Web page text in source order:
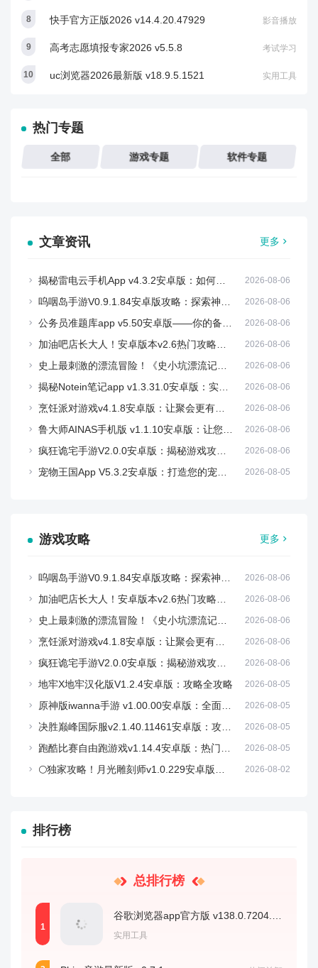
快手官方正版2026 v14.4.20.47929 影音播放
高考志愿填报专家2026 v5.5.8 考试学习
uc浏览器2026最新版 v18.9.5.1521 实用工具
热门专题
全部 游戏专题 软件专题
文章资讯 更多
揭秘雷电云手机App v4.3.2安卓版：如何快速上手？ 2026-08-06
呜咽岛手游V0.9.1.84安卓版攻略：探索神秘岛屿的秘境 2026-08-06
公务员准题库app v5.50安卓版——你的备考神器！ 2026-08-06
加油吧店长大人！安卓版本v2.6热门攻略：如何轻松取胜？ 2026-08-06
史上最刺激的漂流冒险！《史小坑漂流记》V1.1.0安卓版攻略大公开 2026-08-06
揭秘Notein笔记app v1.3.31.0安卓版：实用指南与下载链接 2026-08-06
烹饪派对游戏v4.1.8安卓版：让聚会更有趣！独家攻略与下载链接 2026-08-06
鲁大师AINAS手机版 v1.1.10安卓版：让您的办公变得更加智能和高效！ 2026-08-06
疯狂诡宅手游V2.0.0安卓版：揭秘游戏攻略与免费下载技巧 2026-08-06
宠物王国App V5.3.2安卓版：打造您的宠物护理专家 2026-08-05
游戏攻略 更多
呜咽岛手游V0.9.1.84安卓版攻略：探索神秘岛屿的秘境 2026-08-06
加油吧店长大人！安卓版本v2.6热门攻略：如何轻松取胜？ 2026-08-06
史上最刺激的漂流冒险！《史小坑漂流记》V1.1.0安卓版攻略大公开 2026-08-06
烹饪派对游戏v4.1.8安卓版：让聚会更有趣！独家攻略与下载链接 2026-08-06
疯狂诡宅手游V2.0.0安卓版：揭秘游戏攻略与免费下载技巧 2026-08-06
地牢X地牢汉化版V1.2.4安卓版：攻略全攻略 2026-08-05
原神版iwanna手游 v1.00.00安卓版：全面攻略与免费下载指南 2026-08-05
决胜巅峰国际服v2.1.40.11461安卓版：攻略全解析 2026-08-05
跑酷比赛自由跑游戏v1.14.4安卓版：热门攻略与免费下载 2026-08-05
🌕独家攻略！月光雕刻师v1.0.229安卓版，如何玩转神秘仙境？🌟 2026-08-02
排行榜
总排行榜
谷歌浏览器app官方版 v138.0.7204.180
实用工具